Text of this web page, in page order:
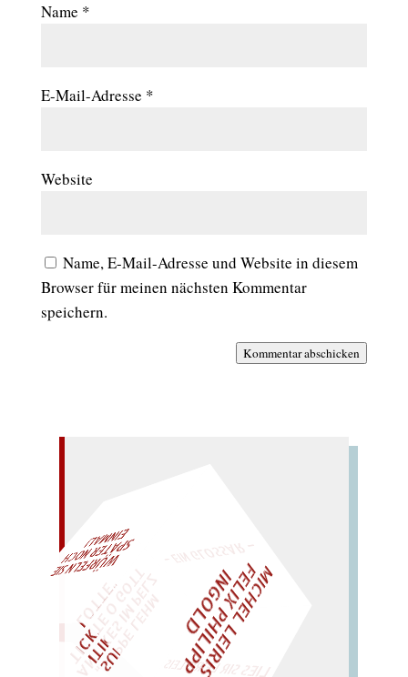
Name *
E-Mail-Adresse *
Website
Name, E-Mail-Adresse und Website in diesem
Browser für meinen nächsten Kommentar
speichern.
Kommentar abschicken
EZ
O
T
" M
I
C
H
E
L
L
E
I
R
I
S
・
F
E
L
I
X
P
H
I
L
I
P
P
I
N
G
O
L
D
LIES SIR LEIRIS LEIS
AL!